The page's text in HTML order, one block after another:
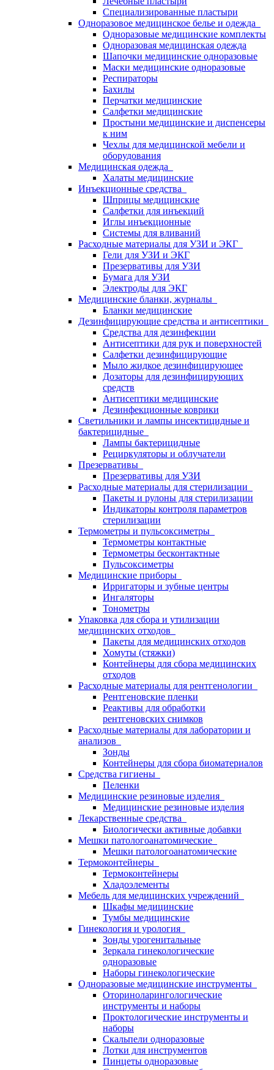
Специализированные пластыри
Одноразовое медицинское белье и одежда
Одноразовые медицинские комплекты
Одноразовая медицинская одежда
Шапочки медицинские одноразовые
Маски медицинские одноразовые
Респираторы
Бахилы
Перчатки медицинские
Салфетки медицинские
Простыни медицинские и диспенсеры
к ним
Чехлы для медицинской мебели и
оборудования
Медицинская одежда
Халаты медицинские
Инъекционные средства
Шприцы медицинские
Салфетки для инъекций
Иглы инъекционные
Системы для вливаний
Расходные материалы для УЗИ и ЭКГ
Гели для УЗИ и ЭКГ
Презервативы для УЗИ
Бумага для УЗИ
Электроды для ЭКГ
Медицинские бланки, журналы
Бланки медицинские
Дезинфицирующие средства и антисептики
Средства для дезинфекции
Антисептики для рук и поверхностей
Салфетки дезинфицирующие
Мыло жидкое дезинфицирующее
Дозаторы для дезинфицирующих
средств
Антисептики медицинские
Дезинфекционные коврики
Светильники и лампы инсектицидные и
бактерицидные
Лампы бактерицидные
Рециркуляторы и облучатели
Презервативы
Презервативы для УЗИ
Расходные материалы для стерилизации
Пакеты и рулоны для стерилизации
Индикаторы контроля параметров
стерилизации
Термометры и пульсоксиметры
Термометры контактные
Термометры бесконтактные
Пульсоксиметры
Медицинские приборы
Ирригаторы и зубные центры
Ингаляторы
Тонометры
Упаковка для сбора и утилизации
медицинских отходов
Пакеты для медицинских отходов
Хомуты (стяжки)
Контейнеры для сбора медицинских
отходов
Расходные материалы для рентгенологии
Рентгеновские пленки
Реактивы для обработки
рентгеновских снимков
Расходные материалы для лаборатории и
анализов
Зонды
Контейнеры для сбора биоматериалов
Средства гигиены
Пеленки
Медицинские резиновые изделия
Медицинские резиновые изделия
Лекарственные средства
Биологически активные добавки
Мешки патологоанатомические
Мешки патологоанатомические
Термоконтейнеры
Термоконтейнеры
Хладоэлементы
Мебель для медицинских учреждений
Шкафы медицинские
Тумбы медицинские
Гинекология и урология
Зонды урогенитальные
Зеркала гинекологические
одноразовые
Наборы гинекологические
Одноразовые медицинские инструменты
Оториноларингологические
инструменты и наборы
Проктологические инструменты и
наборы
Скальпели одноразовые
Лотки для инструментов
Пинцеты одноразовые